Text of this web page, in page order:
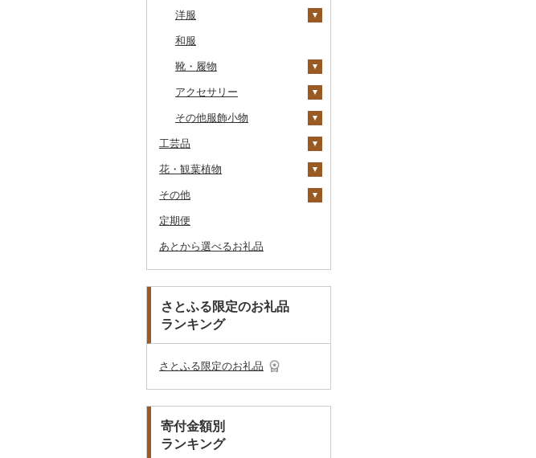
佐賀牛
長崎和牛
あか牛
宮崎牛
その他牛肉（精肉）
鯛
のどぐろ
ふぐ
ブリ
ほっけ
その他柑橘
パイナップル
栗
その他果物
饅頭
大福
その他和菓子
キムチ
その他漬物
肉
魚
果物
ジャム
その他缶詰・瓶詰
乾物
燻製（スモーク）
おせち
その他加工品
オリーブオイル
ごま油
その他食用油
ドレッシング
その他調味料
みりん
ケチャップ
こしょう
時計
その他家電
券
ゴルフプレー券
GDOふるさとゴルフ
プレークーポン
券
花火大会チケット
カタログギフト
その他体験・チケット
その他家具・インテリ
毛布
タオルケット
その他寝具
その他タオル
ボールペン
ノート・ファイル
印鑑
その他文房具
食器
グラス・カップ
タンブラー
箸
スプーン・フォーク・
キッチン用品
包丁
フライパン
鍋
土鍋
その他キッチン用品
日用品
洗剤
トイレットペーパー
その他日用品
楽器・器材
本・CD・DVD
おもちゃ・ぬいぐるみ
ご当地キャラクター
ベビー用品
ペット用品
防災グッズ
その他雑貨
ゴルフウェア
その他ゴルフ
アウトドア・キャンプ
その他スポーツ
ウェア・ユニフォーム
その他スポーツ
洗顔
その他スキンケア
石鹸・ボディーソープ
入浴剤
アロマ
プロテイン
その他美容
トートバッグ・ショル
ツケース
その他鞄・バッグ
洋服
女性・レディース
男性・メンズ
子供・ベビー
その他洋服
和服
靴・履物
靴・シューズ
スリッパ・下駄・草履
アクセサリー
ペンダント・ネックレ
その他服飾小物
ショール・ストール
ネクタイ・ベルト
その他服飾小物
工芸品
織物
本場奄美大島紬
陶器・漆器
唐津焼
備前焼
美濃焼
村上木彫堆朱
その他装飾品・工芸品
数珠
工芸品
播州そろばん
美濃和紙
花・観葉植物
観葉植物・苗木
花
胡蝶蘭
造花・プリザーブドフ
ラワー
その他花
盆栽・その他
その他
地域サービス
その他
定期便
あとから選べるお礼品
さとふる限定のお礼品
ランキング
さとふる限定のお礼品
寄付金額別
ランキング